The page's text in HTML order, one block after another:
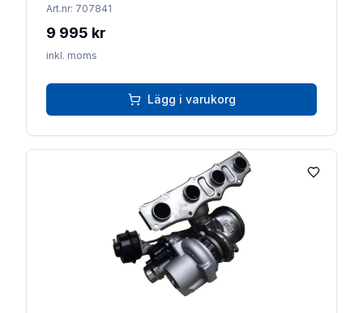
Art.nr: 707841
9 995 kr
inkl. moms
Lägg i varukorg
Lägg till